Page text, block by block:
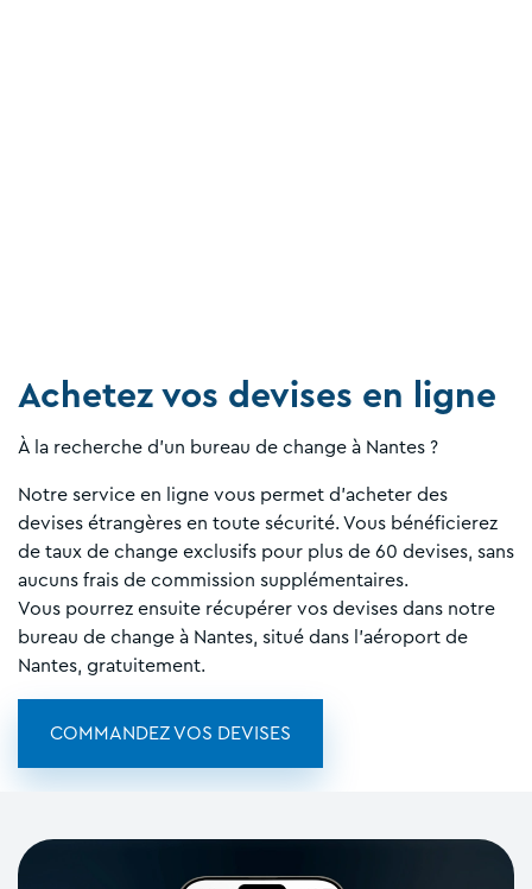
Achetez vos devises en ligne
À la recherche d'un bureau de change à Nantes ?
Notre service en ligne vous permet d'acheter des
devises étrangères en toute sécurité. Vous bénéficierez
de taux de change exclusifs pour plus de 60 devises, sans
aucuns frais de commission supplémentaires.
Vous pourrez ensuite récupérer vos devises dans notre
bureau de change à Nantes, situé dans l'aéroport de
Nantes, gratuitement.
COMMANDEZ VOS DEVISES